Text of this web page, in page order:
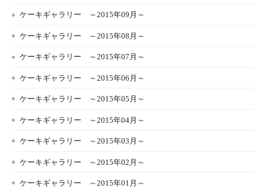
ケーキギャラリー ～2015年09月～
ケーキギャラリー ～2015年08月～
ケーキギャラリー ～2015年07月～
ケーキギャラリー ～2015年06月～
ケーキギャラリー ～2015年05月～
ケーキギャラリー ～2015年04月～
ケーキギャラリー ～2015年03月～
ケーキギャラリー ～2015年02月～
ケーキギャラリー ～2015年01月～